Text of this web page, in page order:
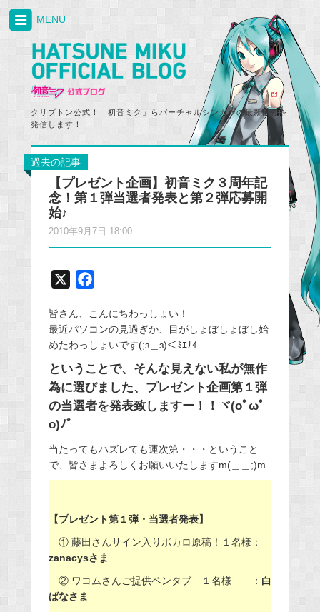
クリプトン公式！「初音ミク」らバーチャルシンガーの最新情報を
発信します！
MENU
過去の記事
【プレゼント企画】初音ミク３周年記
念！第１弾当選者発表と第２弾応募開
始♪
2010年9月7日 18:00
c
e
b
o
o
k
皆さん、こんにちわっしょい！
最近パソコンの見過ぎか、目がしょぼしょぼし始
めたわっしょいです(;з＿з)＜ﾐｴﾅｲ...
ということで、そんな見えない私が無作
為に選びました、プレゼント企画第１弾
の当選者を発表致しますー！！ヾ(oﾟωﾟ
o)ﾉﾞ
当たってもハズレても運次第・・・ということ
で、皆さまよろしくお願いいたしますm(＿＿;)m
【プレゼント第１弾・当選者発表】
① 藤田さんサイン入りボカロ原稿！１名様：
zanacysさま
② ワコムさんご提供ペンタブ １名様 ： 白
ばなさま